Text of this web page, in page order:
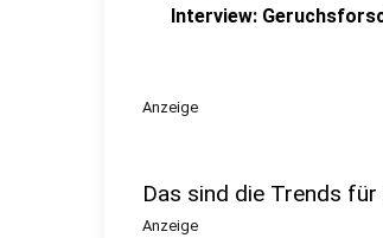
Interview:
Anzeige
Das sind die Trends
Anzeige